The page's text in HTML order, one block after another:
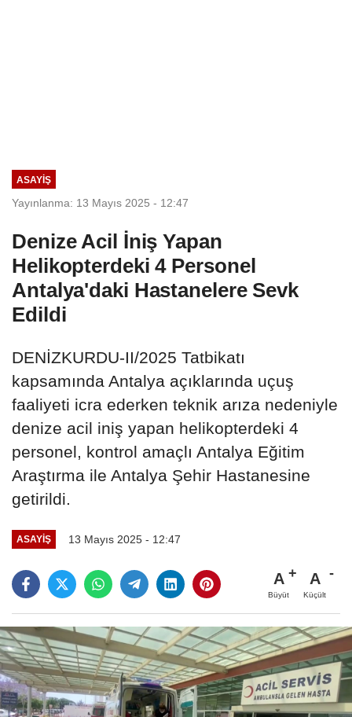
ASAYIŞ
Yayınlanma: 13 Mayıs 2025 - 12:47
Denize Acil İniş Yapan
Helikopterdeki 4 Personel
Antalya'daki Hastanelere Sevk
Edildi
DENİZKURDU-II/2025 Tatbikatı
kapsamında Antalya açıklarında uçuş
faaliyeti icra ederken teknik arıza nedeniyle
denize acil iniş yapan helikopterdeki 4
personel, kontrol amaçlı Antalya Eğitim
Araştırma ile Antalya Şehir Hastanesine
getirildi.
ASAYIŞ 13 Mayıs 2025 - 12:47
A
Büyüt
A
Küçült